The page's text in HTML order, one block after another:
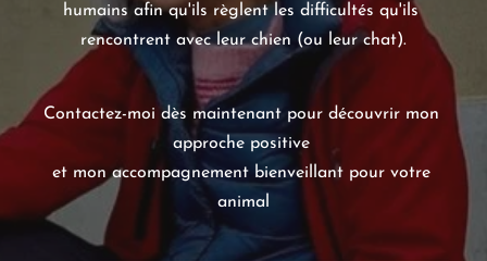
humains afin qu'ils règlent les difficultés qu'ils
rencontrent avec leur chien (ou leur chat).
Contactez-moi dès maintenant pour découvrir mon
approche positive
et mon accompagnement bienveillant pour votre
animal